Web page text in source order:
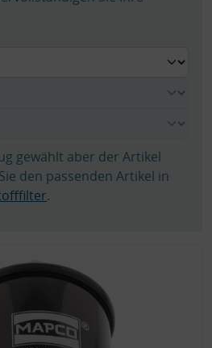
gewählt aber der Artikel
den passenden Artikel in
.